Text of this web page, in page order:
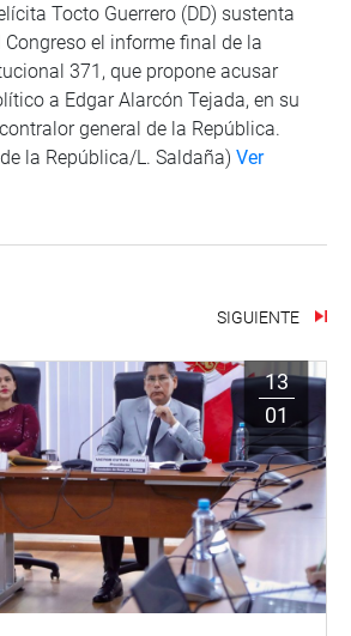
Tocto Guerrero (DD) sustenta
Congreso el informe final de la
371, que propone acusar
a Edgar Alarcón Tejada, en su
general de la República.
la República/L. Saldaña) Ver
SIGUIENTE
13
01